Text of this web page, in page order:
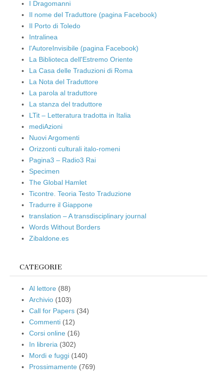
I Dragomanni
Il nome del Traduttore (pagina Facebook)
Il Porto di Toledo
Intralinea
l'AutoreInvisibile (pagina Facebook)
La Biblioteca dell'Estremo Oriente
La Casa delle Traduzioni di Roma
La Nota del Traduttore
La parola al traduttore
La stanza del traduttore
LTit – Letteratura tradotta in Italia
mediAzioni
Nuovi Argomenti
Orizzonti culturali italo-romeni
Pagina3 – Radio3 Rai
Specimen
The Global Hamlet
Ticontre. Teoria Testo Traduzione
Tradurre il Giappone
translation – A transdisciplinary journal
Words Without Borders
Zibaldone.es
CATEGORIE
Al lettore (88)
Archivio (103)
Call for Papers (34)
Commenti (12)
Corsi online (16)
In libreria (302)
Mordi e fuggi (140)
Prossimamente (769)